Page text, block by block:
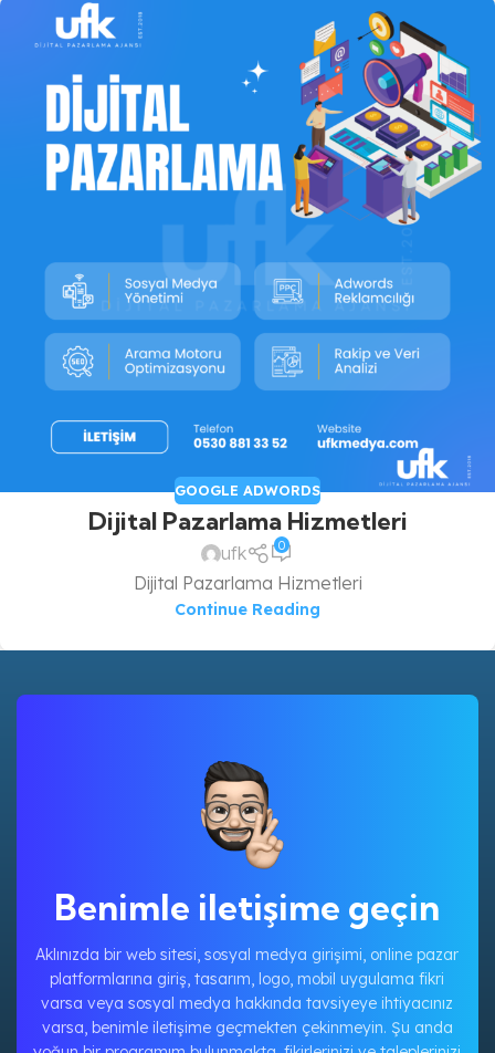
GOOGLE ADWORDS
Dijital Pazarlama Hizmetleri
ufk 0
Dijital Pazarlama Hizmetleri
Continue Reading
Benimle iletişime geçin
Aklınızda bir web sitesi, sosyal medya girişimi, online pazar
platformlarına giriş, tasarım, logo, mobil uygulama fikri
varsa veya sosyal medya hakkında tavsiyeye ihtiyacınız
varsa, benimle iletişime geçmekten çekinmeyin. Şu anda